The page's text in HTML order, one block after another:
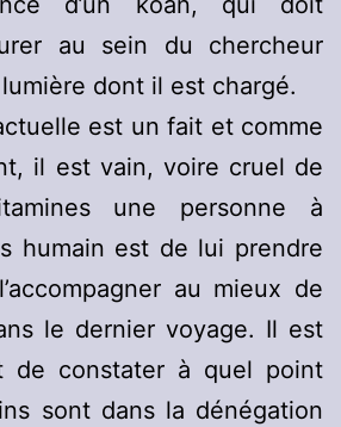
au sein du chercheur
dont il est chargé.
est un fait et comme
il est vain, voire cruel de
une personne à
humain est de lui prendre
au mieux de
le dernier voyage. Il est
de constater à quel point
sont dans la dénégation